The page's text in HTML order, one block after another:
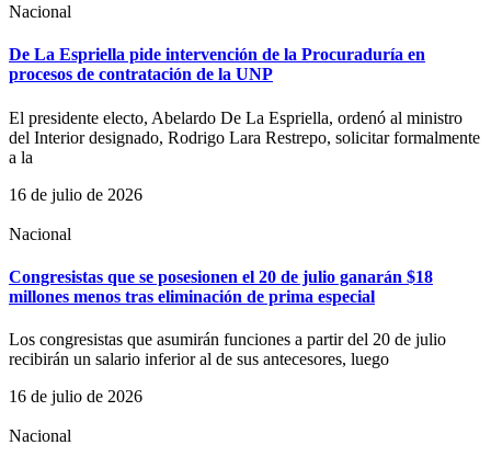
Nacional
De La Espriella pide intervención de la Procuraduría en
procesos de contratación de la UNP
El presidente electo, Abelardo De La Espriella, ordenó al ministro
del Interior designado, Rodrigo Lara Restrepo, solicitar formalmente
a la
16 de julio de 2026
Nacional
Congresistas que se posesionen el 20 de julio ganarán $18
millones menos tras eliminación de prima especial
Los congresistas que asumirán funciones a partir del 20 de julio
recibirán un salario inferior al de sus antecesores, luego
16 de julio de 2026
Nacional